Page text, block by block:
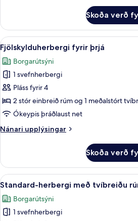
Twin
Room
Skoða verð
Skoða
allar
myndir
fyrir
Fjölskylduherbergi
fyrir
þrjá
8
Fjölskylduherbergi fyrir þrjá
Borgarútsýni
1 svefnherbergi
Pláss fyrir 4
2 stór einbreið rúm og 1 meðalstórt
Ókeypis þráðlaust net
Nánari upplýsingar
Nánari
fyrir
þrjá
Skoða verð
Skoða
allar
myndir
fyrir
35
Standard-herbergi með tvíbreiðu
Borgarútsýni
1 svefnherbergi